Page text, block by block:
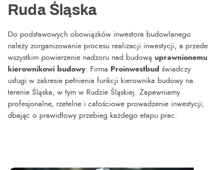
Ruda Śląska
Do podstawowych obowiązków inwestora budowlanego
należy zorganizowanie procesu realizacji inwestycji, a przede
wszystkim powierzenie nadzoru nad budową uprawnionemu
kierownikowi budowy. Firma Proinwestbud świadczy
usługi w zakresie pełnienia funkcji kierownika budowy na
terenie Śląska, w tym w Rudzie Śląskiej. Zapewniamy
profesjonalne, rzetelne i całościowe prowadzenie inwestycji,
dbając o prawidłowy przebieg każdego etapu prac.